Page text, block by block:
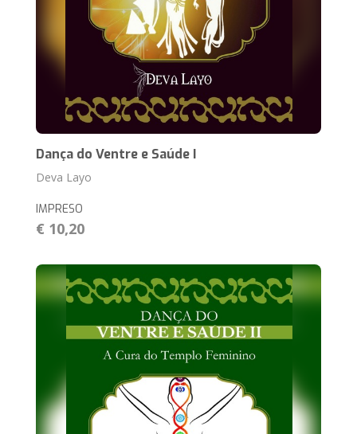
Dança do Ventre e Saúde I
Deva Layo
IMPRESO
€ 10,20